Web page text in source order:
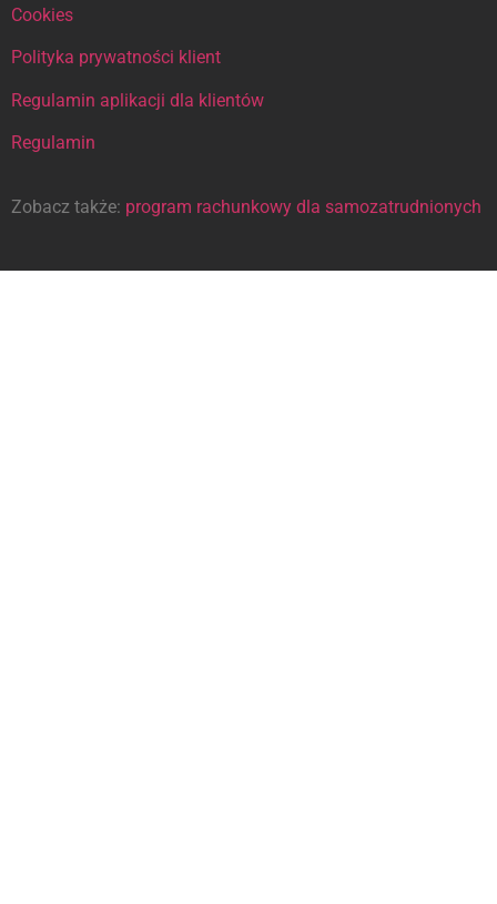
Cookies
Polityka prywatności klient
Regulamin aplikacji dla klientów
Regulamin
Zobacz także: program rachunkowy dla samozatrudnionych